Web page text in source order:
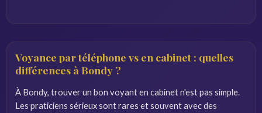
Voyance par téléphone vs en cabinet : quelles
différences à Bondy ?
À Bondy, trouver un bon voyant en cabinet n'est pas simple.
Les praticiens sérieux sont rares et souvent avec des